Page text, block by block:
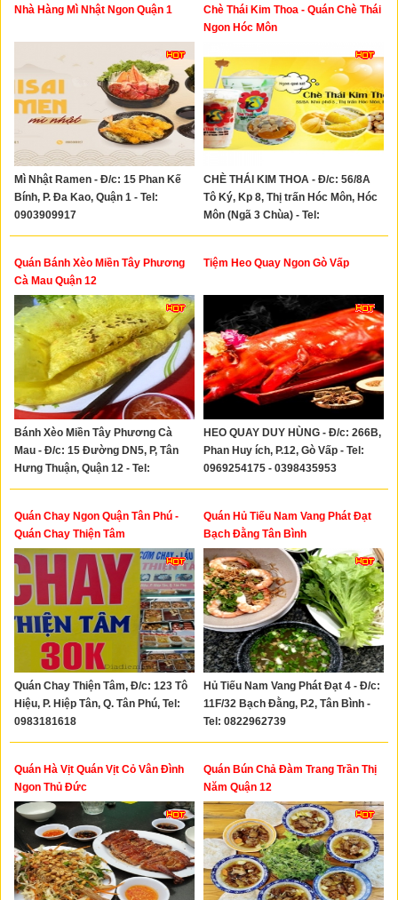
TP.HCM)- Tel: 0931415459
Nhà Hàng Mì Nhật Ngon Quận 1
Mì Nhật Ramen - Đ/c: 15 Phan Kế
Bính, P. Đa Kao, Quận 1 - Tel:
0903909917
Chè Thái Kim Thoa - Quán Chè Thái
Ngon Hóc Môn
CHÈ THÁI KIM THOA - Đ/c: 56/8A
Tô Ký, Kp 8, Thị trấn Hóc Môn, Hóc
Môn (Ngã 3 Chùa) - Tel:
0336789889
Quán Bánh Xèo Miền Tây Phương
Cà Mau Quận 12
Bánh Xèo Miền Tây Phương Cà
Mau - Đ/c: 15 Đường DN5, P, Tân
Hưng Thuận, Quận 12 - Tel:
0859300146
Tiệm Heo Quay Ngon Gò Vấp
HEO QUAY DUY HÙNG - Đ/c: 266B,
Phan Huy ích, P.12, Gò Vấp - Tel:
0969254175 - 0398435953
Quán Chay Ngon Quận Tân Phú -
Quán Chay Thiện Tâm
Quán Chay Thiện Tâm, Đ/c: 123 Tô
Hiệu, P. Hiệp Tân, Q. Tân Phú, Tel:
0983181618
Quán Hủ Tiếu Nam Vang Phát Đạt
Bạch Đằng Tân Bình
Hủ Tiếu Nam Vang Phát Đạt 4 - Đ/c:
11F/32 Bạch Đằng, P.2, Tân Bình -
Tel: 0822962739
Quán Hà Vịt Quán Vịt Cỏ Vân Đình
Ngon Thủ Đức
Quán Bún Chả Đàm Trang Trần Thị
Năm Quận 12